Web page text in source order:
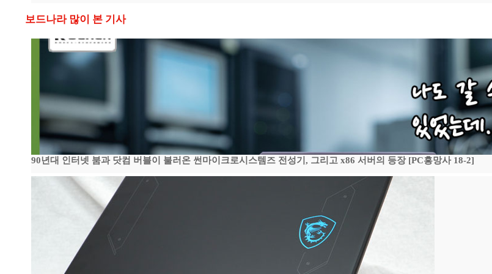
보드나라 많이 본 기사
90년대 인터넷 붐과 닷컴 버블이 불러온 썬마이크로시스템즈 전성기, 그리고 x86 서버의 등장 [PC흥망사 18-2]